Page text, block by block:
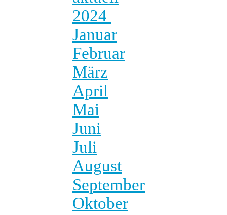
2024
Januar
Februar
März
April
Mai
Juni
Juli
August
September
Oktober